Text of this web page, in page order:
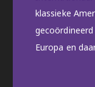
klassieke
Europa en